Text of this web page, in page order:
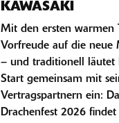
KAWASAKI
Mit den ersten warmen
Vorfreude auf die neue
– und traditionell läutet
Start gemeinsam mit
Vertragspartnern ein:
Drachenfest 2026